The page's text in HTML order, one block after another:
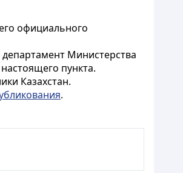
официального
Министерства
пункта.
Казахстан.
.